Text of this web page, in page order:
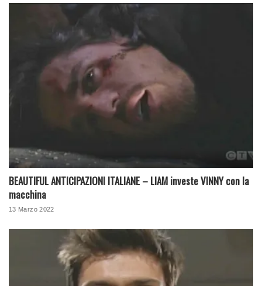
BEAUTIFUL ANTICIPAZIONI ITALIANE – LIAM investe VINNY con la
macchina
13 Marzo 2022